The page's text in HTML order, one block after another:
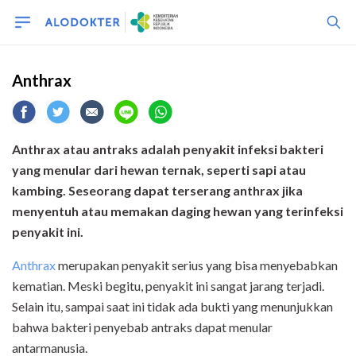
Anthrax
Anthrax atau antraks adalah penyakit infeksi bakteri
yang menular dari hewan ternak, seperti sapi atau
kambing. Seseorang dapat terserang anthrax jika
menyentuh atau memakan daging hewan yang terinfeksi
penyakit ini.
Anthraxmerupakan penyakit serius yang bisa menyebabkan
kematian. Meski begitu, penyakit ini sangat jarang terjadi.
Selain itu, sampai saat ini tidak ada bukti yang menunjukkan
bahwa bakteri penyebab antraks dapat menular
antarmanusia.